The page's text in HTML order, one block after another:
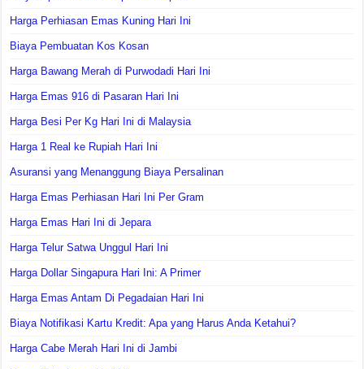
Harga Perhiasan Emas Kuning Hari Ini
Biaya Pembuatan Kos Kosan
Harga Bawang Merah di Purwodadi Hari Ini
Harga Emas 916 di Pasaran Hari Ini
Harga Besi Per Kg Hari Ini di Malaysia
Harga 1 Real ke Rupiah Hari Ini
Asuransi yang Menanggung Biaya Persalinan
Harga Emas Perhiasan Hari Ini Per Gram
Harga Emas Hari Ini di Jepara
Harga Telur Satwa Unggul Hari Ini
Harga Dollar Singapura Hari Ini: A Primer
Harga Emas Antam Di Pegadaian Hari Ini
Biaya Notifikasi Kartu Kredit: Apa yang Harus Anda Ketahui?
Harga Cabe Merah Hari Ini di Jambi